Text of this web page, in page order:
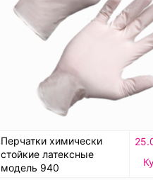
Перчатки химически
стойкие латексные
модель 940